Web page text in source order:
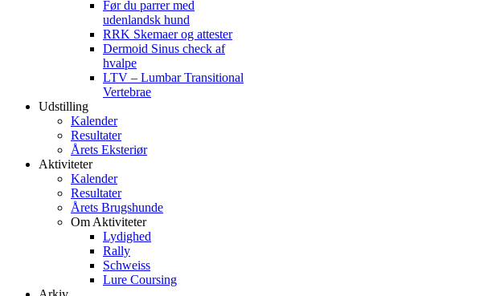
Før du parrer med
udenlandsk hund
RRK Skemaer og attester
Dermoid Sinus check af
hvalpe
LTV – Lumbar Transitional
Vertebrae
Udstilling
Kalender
Resultater
Årets Eksteriør
Aktiviteter
Kalender
Resultater
Årets Brugshunde
Om Aktiviteter
Lydighed
Rally
Schweiss
Lure Coursing